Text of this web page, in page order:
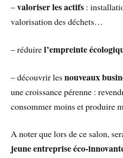
–valoriser les actifs :
valorisation des déchets…
– réduirel’empreinte
– découvrir lesnouveaux
une croissance pérenne :
consommer moins et produire
A noter que lors de ce salon,
jeune entreprise éco-